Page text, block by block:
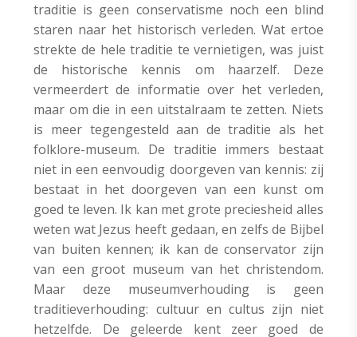
traditie is geen conservatisme noch een blind
staren naar het historisch verleden. Wat ertoe
strekte de hele traditie te vernietigen, was juist
de historische kennis om haarzelf. Deze
vermeerdert de informatie over het verleden,
maar om die in een uitstalraam te zetten. Niets
is meer tegengesteld aan de traditie als het
folklore-museum. De traditie immers bestaat
niet in een eenvoudig doorgeven van kennis: zij
bestaat in het doorgeven van een kunst om
goed te leven. Ik kan met grote preciesheid alles
weten wat Jezus heeft gedaan, en zelfs de Bijbel
van buiten kennen; ik kan de conservator zijn
van een groot museum van het christendom.
Maar deze museumverhouding is geen
traditieverhouding: cultuur en cultus zijn niet
hetzelfde. De geleerde kent zeer goed de